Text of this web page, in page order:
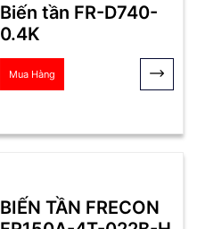
Biến tần FR-D740-
0.4K
Mua Hàng
BIẾN TẦN FRECON